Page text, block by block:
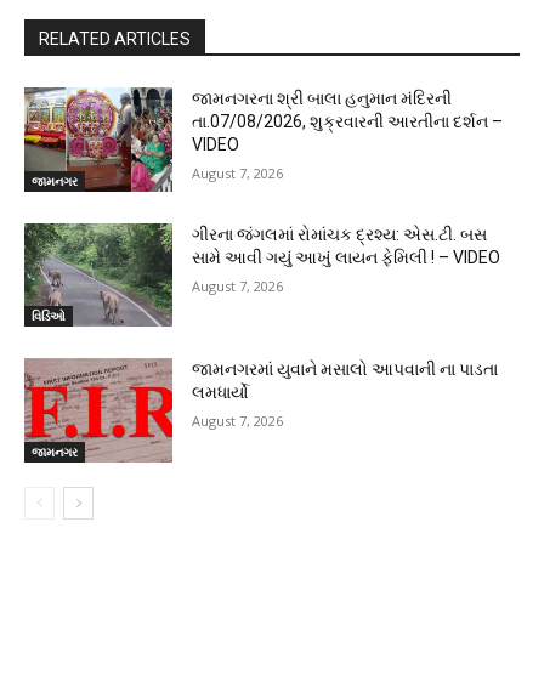
RELATED ARTICLES
જામનગર
જામનગરના શ્રી બાલા હનુમાન મંદિરની
તા.07/08/2026, શુક્રવારની આરતીના દર્શન –
VIDEO
August 7, 2026
વિડિઓ
ગીરના જંગલમાં રોમાંચક દ્રશ્ય: એસ.ટી. બસ
સામે આવી ગયું આખું લાયન ફેમિલી ! – VIDEO
August 7, 2026
જામનગર
જામનગરમાં યુવાને મસાલો આપવાની ના પાડતા
લમધાર્યો
August 7, 2026